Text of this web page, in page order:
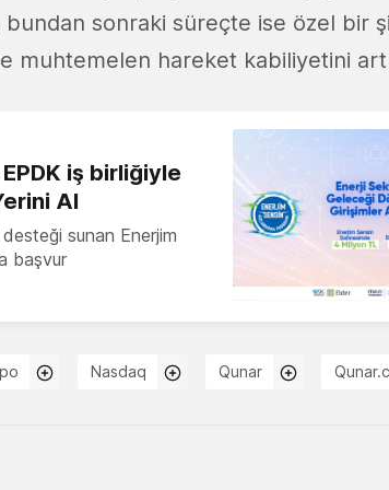
sonraki süreçte ise özel bir
muhtemelen hareket kabiliyetini
iş birliğiyle
Al
sunan Enerjim
başvur
Nasdaq Qunar